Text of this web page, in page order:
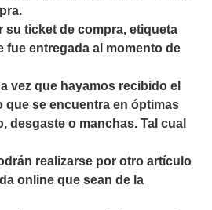
su ticket de compra, etiqueta
fue entregada al momento de
vez que hayamos recibido el
se encuentra en óptimas
desgaste o manchas. Tal cual
realizarse por otro artículo
online que sean de la